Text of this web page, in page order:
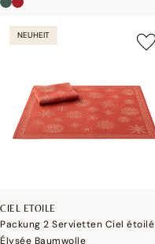
NEUHEIT
CIEL ETOILE
Packung 2 Servietten Ciel étoilé
Élysée Baumwolle